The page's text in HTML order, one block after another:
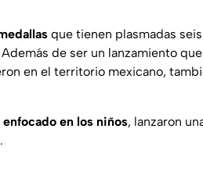
que tienen plasmadas
Además de ser un lanzamiento
en el territorio mexicano,
en los niños, lanzaron